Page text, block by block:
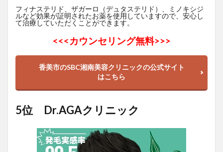
フィナステリド、ザガーロ（デュタステリド）、ミノキシジ
ルなど効果が証明されたお薬を使用していますので、安心し
て治療していただくことができます。
<<<カウンセリング無料>>>
香美市のSBC湘南美容クリニックの公式サイト
はこちら
5位 Dr.AGAクリニック